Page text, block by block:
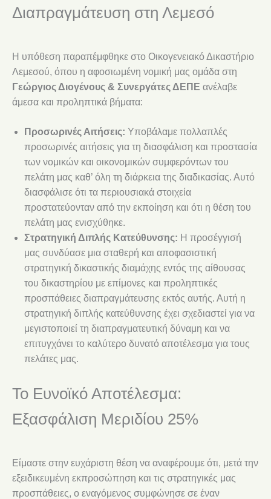
Διαπραγμάτευση στη Λεμεσό
Η υπόθεση παραπέμφθηκε στο Οικογενειακό Δικαστήριο
Λεμεσού, όπου η αφοσιωμένη νομική μας ομάδα στη
Γεώργιος Διογένους & Συνεργάτες ΔΕΠΕ ανέλαβε
άμεσα και προληπτικά βήματα:
Προσωρινές Αιτήσεις: Υποβάλαμε πολλαπλές
προσωρινές αιτήσεις για τη διασφάλιση και προστασία
των νομικών και οικονομικών συμφερόντων του
πελάτη μας καθ’ όλη τη διάρκεια της διαδικασίας. Αυτό
διασφάλισε ότι τα περιουσιακά στοιχεία
προστατεύονταν από την εκποίηση και ότι η θέση του
πελάτη μας ενισχύθηκε.
Στρατηγική Διπλής Κατεύθυνσης: Η προσέγγισή
μας συνδύασε μια σταθερή και αποφασιστική
στρατηγική δικαστικής διαμάχης εντός της αίθουσας
του δικαστηρίου με επίμονες και προληπτικές
προσπάθειες διαπραγμάτευσης εκτός αυτής. Αυτή η
στρατηγική διπλής κατεύθυνσης έχει σχεδιαστεί για να
μεγιστοποιεί τη διαπραγματευτική δύναμη και να
επιτυγχάνει το καλύτερο δυνατό αποτέλεσμα για τους
πελάτες μας.
Το Ευνοϊκό Αποτέλεσμα:
Εξασφάλιση Μεριδίου 25%
Είμαστε στην ευχάριστη θέση να αναφέρουμε ότι, μετά την
εξειδικευμένη εκπροσώπηση και τις στρατηγικές μας
προσπάθειες, ο εναγόμενος συμφώνησε σε έναν